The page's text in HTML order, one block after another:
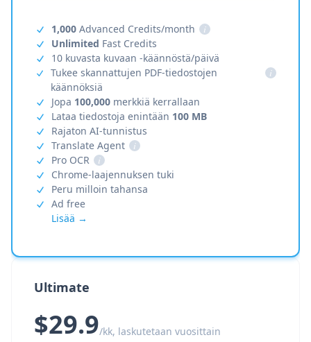
1,000 Advanced Credits/month
i
Unlimited Fast Credits
10 kuvasta kuvaan -käännöstä/päivä
Tukee skannattujen PDF-tiedostojen
käännöksiä
i
Jopa 100,000 merkkiä kerrallaan
Lataa tiedostoja enintään 100 MB
Rajaton AI-tunnistus
Translate Agent
i
Pro OCR
i
Chrome-laajennuksen tuki
Peru milloin tahansa
Ad free
Lisää →
Ultimate
$29.9/kk, laskutetaan vuosittain